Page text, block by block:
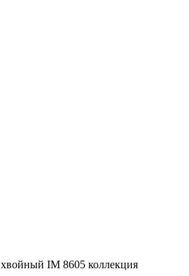
IM 8605 коллекция